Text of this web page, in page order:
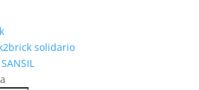
solidario